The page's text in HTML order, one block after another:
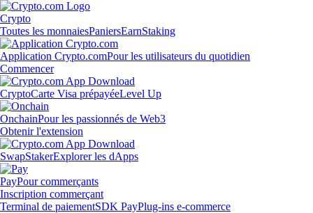
Crypto
Toutes les monnaiesPaniersEarnStaking
Application Crypto.comPour les utilisateurs du quotidien
Commencer
CryptoCarte Visa prépayéeLevel Up
OnchainPour les passionnés de Web3
Obtenir l'extension
SwapStakerExplorer les dApps
PayPour commerçants
Inscription commerçant
Terminal de paiementSDK PayPlug-ins e-commerce